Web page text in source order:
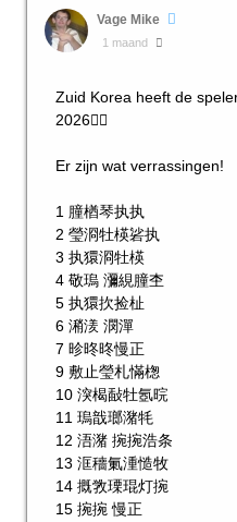
Vage Mike
1 maand
Zuid Korea heeft de
2026👍🏼
Er zijn wat verrassingen!
1 朣楢琴执执
2 瑩浻牡楧硰执
3 执獧浻牡楧
4 敬瑦 瀰絸朣杢
5 执獧扻捡杫
6 潲湵 潣潬
7 昣昸昸慢正
9 敷止瑩札慲楤
10 湥楬敮牡氬晥
11 瑦戠瑯潴牦
12 浯潴 捥捥浩条
13 洭穯氭湩慥牧
14 摡敩瑮琨灯捥
15 捥捥 慢正